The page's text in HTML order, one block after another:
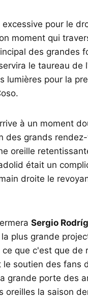
excessive pour le
moment qui
des grandes
le taureau de
lumières pour la
à un moment
des grands
oreille
était un
droite le
Sergio
plus grande
que c'est que de
le soutien des fans
grande porte des
oreilles la saison